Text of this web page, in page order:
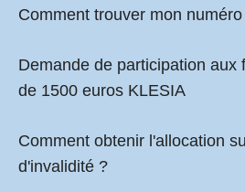
Comment trouver mon
Demande de participation aux
de 1500 euros KLESIA
Comment obtenir l'allocation
d'invalidité ?